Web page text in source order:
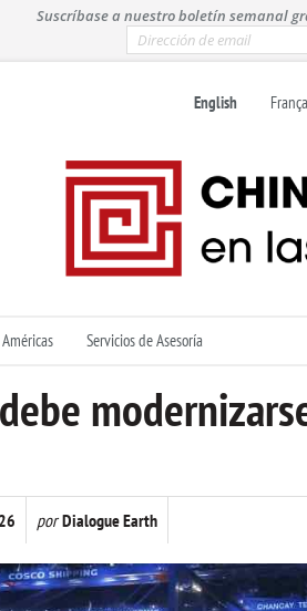
Suscríbase a nuestro boletín semanal
m
English
Servicios de Asesoría
porDialogue Earth